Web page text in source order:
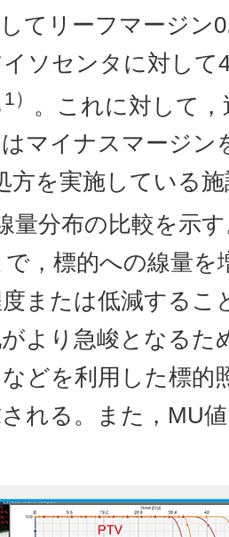
してリーフマージン
ソセンタに対して
1）
。これに対して
マイナスマージン
方を実施している
量分布の比較を示
，標的への線量を
または低減するこ
より急峻となるた
どを利用した標的
れる。また，MU